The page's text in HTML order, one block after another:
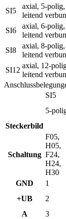
SI5
axial, 5-polig,
leitend
SI6
axial, 6-polig,
leitend
SI8
axial, 8-polig,
leitend
SI12
axial, 12-
leitend
SI5
5-
Steckerbild
Schaltung
F05,
H05,
F24,
H24,
H30
GND 1
+UB
2
A
3